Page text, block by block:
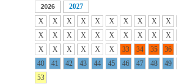
2026
2027
X
X X X X X X X X X
X
X X X X X X X X X
X
X X X X X 33 34 35 36
40
41 42 43 44 45 46 47 48 49
53